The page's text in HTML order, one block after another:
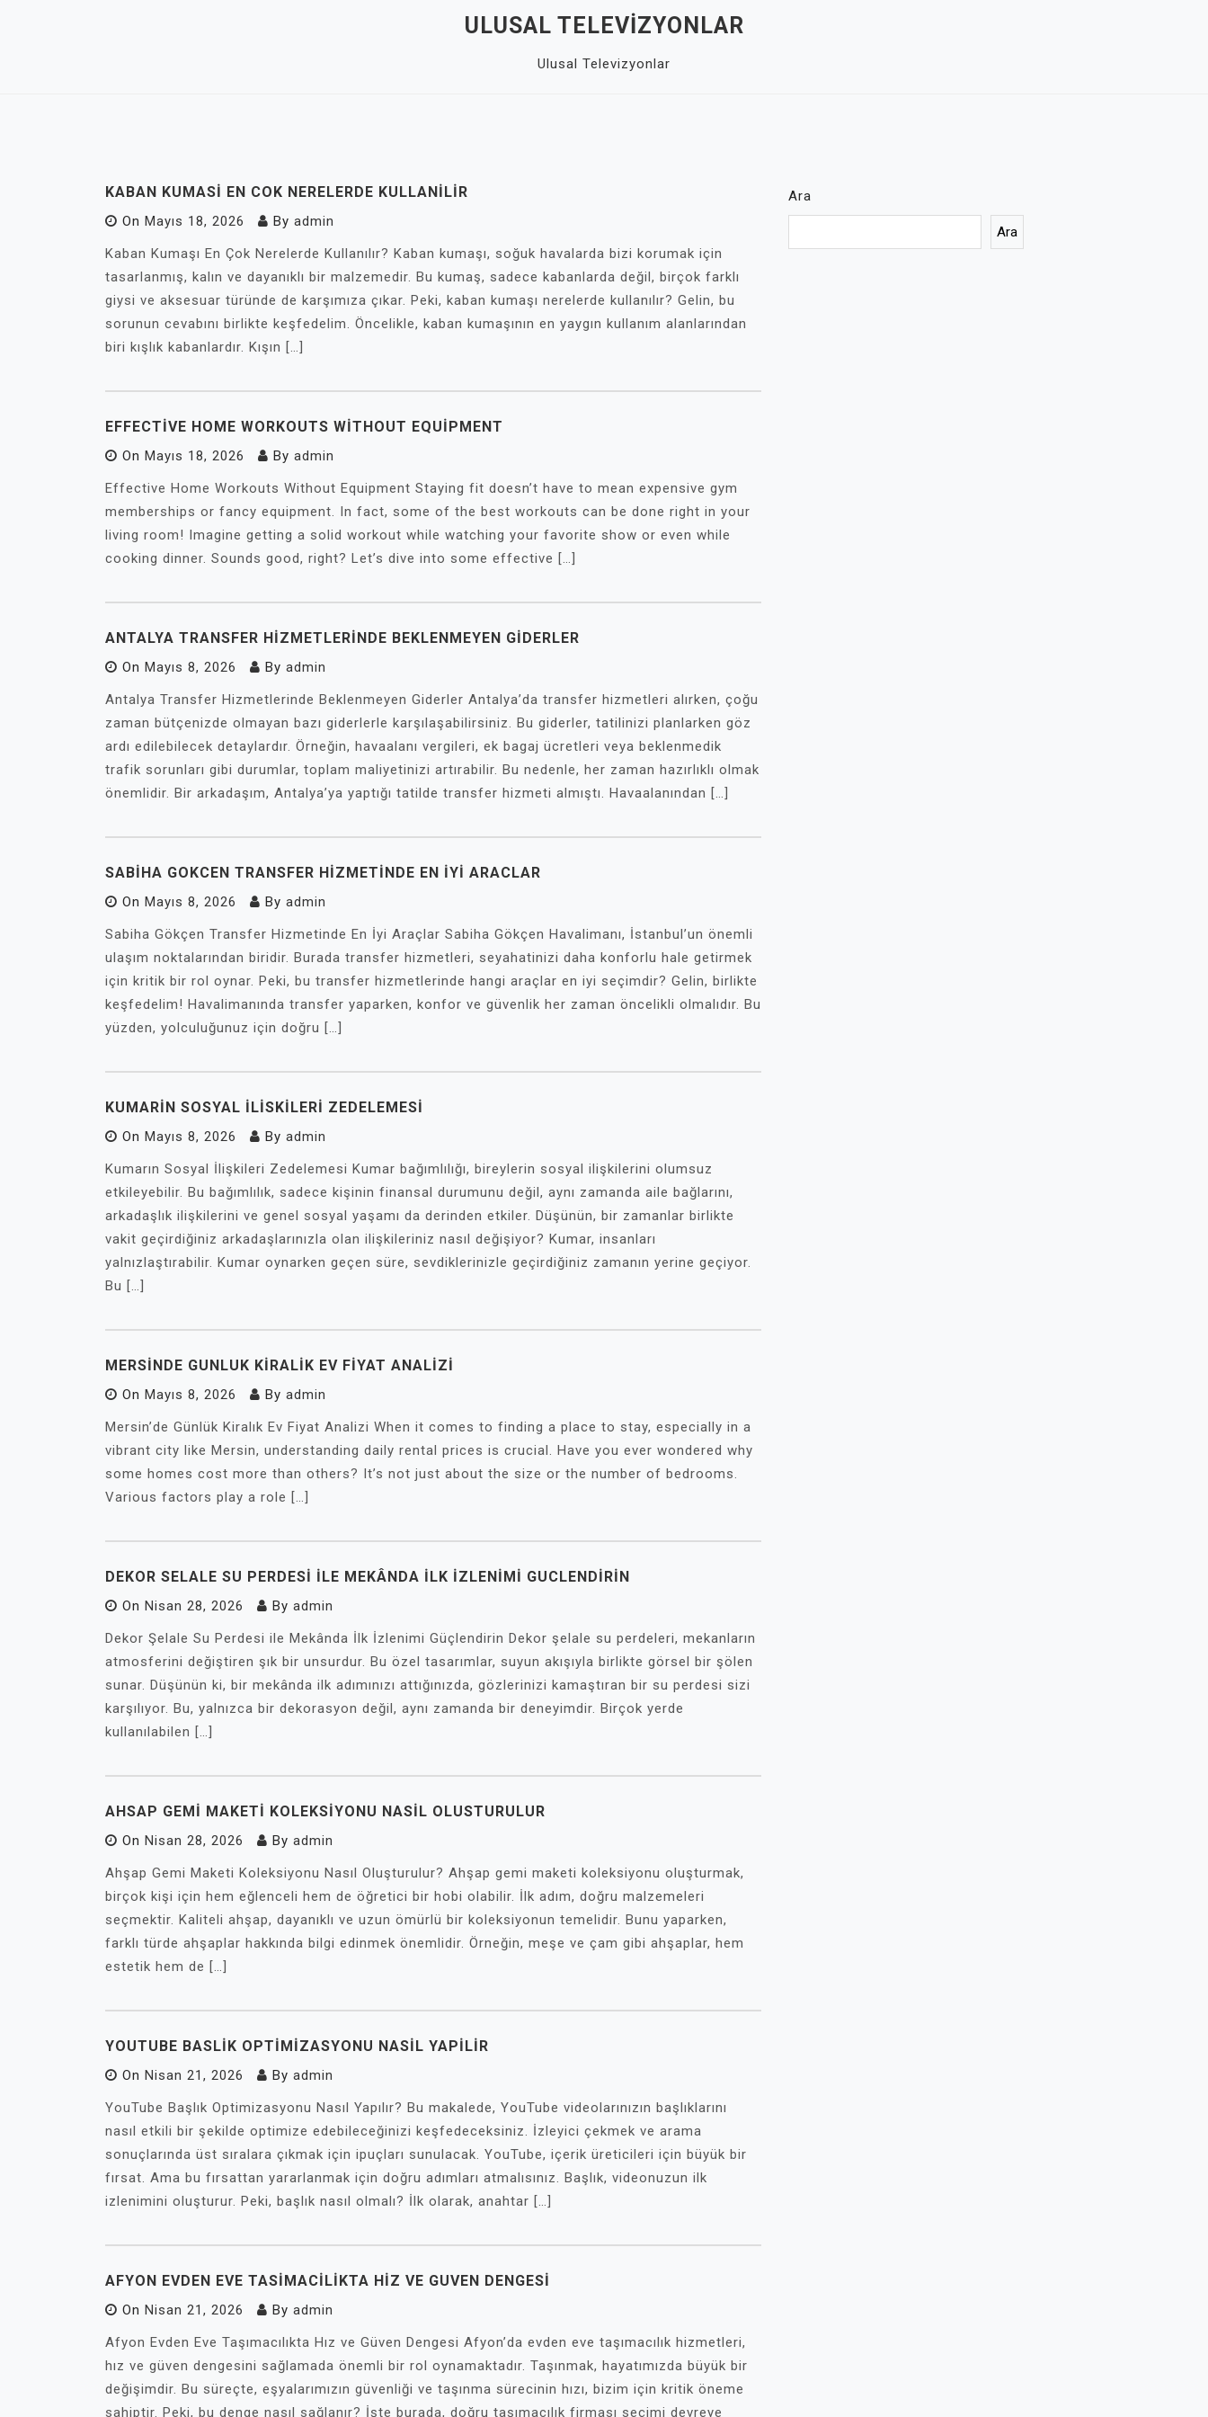
ULUSAL TELEVIZYONLAR
Ulusal Televizyonlar
KABAN KUMASI EN COK NERELERDE KULLANILIR
On Mayıs 18, 2026 By admin
Kaban Kumaşı En Çok Nerelerde Kullanılır? Kaban kumaşı, soğuk havalarda bizi korumak için
tasarlanmış, kalın ve dayanıklı bir malzemedir. Bu kumaş, sadece kabanlarda değil, birçok farklı
giysi ve aksesuar türünde de karşımıza çıkar. Peki, kaban kumaşı nerelerde kullanılır? Gelin, bu
sorunun cevabını birlikte keşfedelim. Öncelikle, kaban kumaşının en yaygın kullanım alanlarından
biri kışlık kabanlardır. Kışın […]
EFFECTIVE HOME WORKOUTS WITHOUT EQUIPMENT
On Mayıs 18, 2026 By admin
Effective Home Workouts Without Equipment Staying fit doesn’t have to mean expensive gym
memberships or fancy equipment. In fact, some of the best workouts can be done right in your
living room! Imagine getting a solid workout while watching your favorite show or even while
cooking dinner. Sounds good, right? Let’s dive into some effective […]
ANTALYA TRANSFER HIZMETLERINDE BEKLENMEYEN GIDERLER
On Mayıs 8, 2026 By admin
Antalya Transfer Hizmetlerinde Beklenmeyen Giderler Antalya’da transfer hizmetleri alırken, çoğu
zaman bütçenizde olmayan bazı giderlerle karşılaşabilirsiniz. Bu giderler, tatilinizi planlarken göz
ardı edilebilecek detaylardır. Örneğin, havaalanı vergileri, ek bagaj ücretleri veya beklenmedik
trafik sorunları gibi durumlar, toplam maliyetinizi artırabilir. Bu nedenle, her zaman hazırlıklı olmak
önemlidir. Bir arkadaşım, Antalya’ya yaptığı tatilde transfer hizmeti almıştı. Havaalanından […]
SABIHA GOKCEN TRANSFER HIZMETINDE EN İYI ARACLAR
On Mayıs 8, 2026 By admin
Sabiha Gökçen Transfer Hizmetinde En İyi Araçlar Sabiha Gökçen Havalimanı, İstanbul’un önemli
ulaşım noktalarından biridir. Burada transfer hizmetleri, seyahatinizi daha konforlu hale getirmek
için kritik bir rol oynar. Peki, bu transfer hizmetlerinde hangi araçlar en iyi seçimdir? Gelin, birlikte
keşfedelim! Havalimanında transfer yaparken, konfor ve güvenlik her zaman öncelikli olmalıdır. Bu
yüzden, yolculuğunuz için doğru […]
KUMARIN SOSYAL İLISKILERI ZEDELEMESI
On Mayıs 8, 2026 By admin
Kumarın Sosyal İlişkileri Zedelemesi Kumar bağımlılığı, bireylerin sosyal ilişkilerini olumsuz
etkileyebilir. Bu bağımlılık, sadece kişinin finansal durumunu değil, aynı zamanda aile bağlarını,
arkadaşlık ilişkilerini ve genel sosyal yaşamı da derinden etkiler. Düşünün, bir zamanlar birlikte
vakit geçirdiğiniz arkadaşlarınızla olan ilişkileriniz nasıl değişiyor? Kumar, insanları
yalnızlaştırabilir. Kumar oynarken geçen süre, sevdiklerinizle geçirdiğiniz zamanın yerine geçiyor.
Bu […]
MERSINDE GUNLUK KIRALIK EV FIYAT ANALIZI
On Mayıs 8, 2026 By admin
Mersin’de Günlük Kiralık Ev Fiyat Analizi When it comes to finding a place to stay, especially in a
vibrant city like Mersin, understanding daily rental prices is crucial. Have you ever wondered why
some homes cost more than others? It’s not just about the size or the number of bedrooms.
Various factors play a role […]
DEKOR SELALE SU PERDESI İLE MEKÂNDA İLK İZLENIMI GUCLENDIRIN
On Nisan 28, 2026 By admin
Dekor Şelale Su Perdesi ile Mekânda İlk İzlenimi Güçlendirin Dekor şelale su perdeleri, mekanların
atmosferini değiştiren şık bir unsurdur. Bu özel tasarımlar, suyun akışıyla birlikte görsel bir şölen
sunar. Düşünün ki, bir mekânda ilk adımınızı attığınızda, gözlerinizi kamaştıran bir su perdesi sizi
karşılıyor. Bu, yalnızca bir dekorasyon değil, aynı zamanda bir deneyimdir. Birçok yerde
kullanılabilen […]
AHSAP GEMI MAKETI KOLEKSIYONU NASIL OLUSTURULUR
On Nisan 28, 2026 By admin
Ahşap Gemi Maketi Koleksiyonu Nasıl Oluşturulur? Ahşap gemi maketi koleksiyonu oluşturmak,
birçok kişi için hem eğlenceli hem de öğretici bir hobi olabilir. İlk adım, doğru malzemeleri
seçmektir. Kaliteli ahşap, dayanıklı ve uzun ömürlü bir koleksiyonun temelidir. Bunu yaparken,
farklı türde ahşaplar hakkında bilgi edinmek önemlidir. Örneğin, meşe ve çam gibi ahşaplar, hem
estetik hem de […]
YOUTUBE BASLIK OPTIMIZASYONU NASIL YAPILIR
On Nisan 21, 2026 By admin
YouTube Başlık Optimizasyonu Nasıl Yapılır? Bu makalede, YouTube videolarınızın başlıklarını
nasıl etkili bir şekilde optimize edebileceğinizi keşfedeceksiniz. İzleyici çekmek ve arama
sonuçlarında üst sıralara çıkmak için ipuçları sunulacak. YouTube, içerik üreticileri için büyük bir
fırsat. Ama bu fırsattan yararlanmak için doğru adımları atmalısınız. Başlık, videonuzun ilk
izlenimini oluşturur. Peki, başlık nasıl olmalı? İlk olarak, anahtar […]
AFYON EVDEN EVE TASIMACILIKTA HIZ VE GUVEN DENGESI
On Nisan 21, 2026 By admin
Afyon Evden Eve Taşımacılıkta Hız ve Güven Dengesi Afyon’da evden eve taşımacılık hizmetleri,
hız ve güven dengesini sağlamada önemli bir rol oynamaktadır. Taşınmak, hayatımızda büyük bir
değişimdir. Bu süreçte, eşyalarımızın güvenliği ve taşınma sürecinin hızı, bizim için kritik öneme
sahiptir. Peki, bu denge nasıl sağlanır? İşte burada, doğru taşımacılık firması seçimi devreye
Ara
Ara